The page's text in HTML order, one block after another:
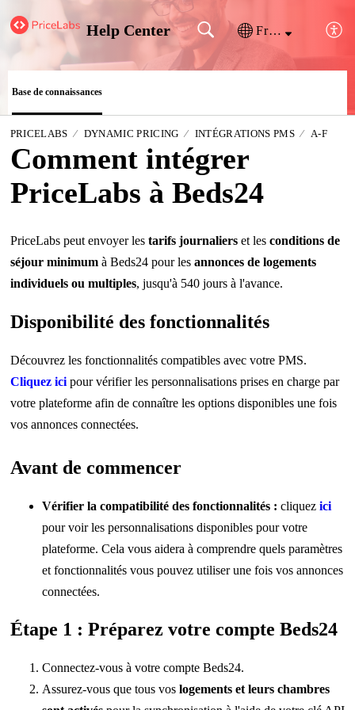
Help Center Français (France)
Base de connaissances
PRICELABS DYNAMIC PRICING INTÉGRATIONS PMS A-F
Comment intégrer
PriceLabs à Beds24
PriceLabs peut envoyer les tarifs journalierset les conditions de
séjour minimumà Beds24 pour les annonces de logements
individuels ou multiples, jusqu'à 540 jours à l'avance.
Disponibilité des fonctionnalités
Découvrez les fonctionnalités compatibles avec votre PMS.
Cliquez icipour vérifier les personnalisations prises en charge par
votre plateforme afin de connaître les options disponibles une fois
vos annonces connectées.
Avant de commencer
Vérifier la compatibilité des fonctionnalités : cliquez ici
pour voir les personnalisations disponibles pour votre
plateforme. Cela vous aidera à comprendre quels paramètres
et fonctionnalités vous pouvez utiliser une fois vos annonces
connectées.
Étape 1 : Préparez votre compte Beds24
Connectez-vous à votre compte Beds24.
Assurez-vous que tous vos logements et leurs chambres